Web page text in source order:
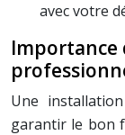
avec votre
Importance
Une
garantir le bon